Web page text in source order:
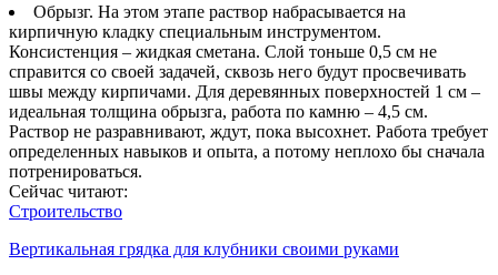
Обрызг. На этом этапе раствор набрасывается на
кирпичную кладку специальным инструментом.
Консистенция – жидкая сметана. Слой тоньше 0,5 см не
справится со своей задачей, сквозь него будут просвечивать
швы между кирпичами. Для деревянных поверхностей 1 см –
идеальная толщина обрызга, работа по камню – 4,5 см.
Раствор не разравнивают, ждут, пока высохнет. Работа требует
определенных навыков и опыта, а потому неплохо бы сначала
потренироваться.
Сейчас читают:
Строительство
Вертикальная грядка для клубники своими руками